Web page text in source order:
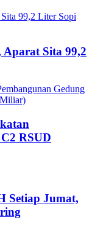
Aparat Sita 99,2
RSUD
Setiap Jumat,